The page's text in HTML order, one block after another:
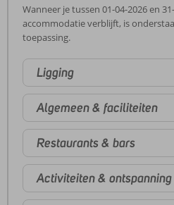
Wanneer je tussen 01-04-2026 en
accommodatie verblijft, is
toepassing.
Ligging
Algemeen & faciliteiten
Restaurants & bars
Activiteiten & ontspanning